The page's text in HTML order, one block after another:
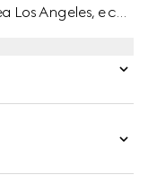
Los Angeles, e che
insieme